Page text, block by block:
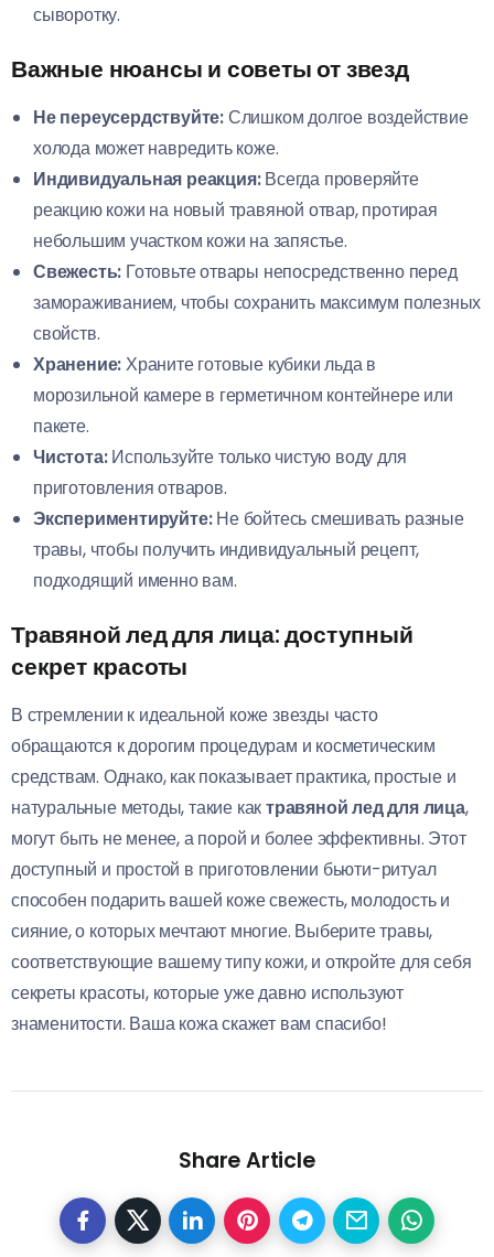
сыворотку.
Важные нюансы и советы от звезд
Не переусердствуйте:Слишком долгое воздействие
холода может навредить коже.
Индивидуальная реакция:Всегда проверяйте
реакцию кожи на новый травяной отвар, протирая
небольшим участком кожи на запястье.
Свежесть: Готовьте отвары непосредственно перед
замораживанием, чтобы сохранить максимум полезных
свойств.
Хранение:Храните готовые кубики льда в
морозильной камере в герметичном контейнере или
пакете.
Чистота:Используйте только чистую воду для
приготовления отваров.
Экспериментируйте:Не бойтесь смешивать разные
травы, чтобы получить индивидуальный рецепт,
подходящий именно вам.
Травяной лед для лица: доступный
секрет красоты
В стремлении к идеальной коже звезды часто
обращаются к дорогим процедурам и косметическим
средствам. Однако, как показывает практика, простые и
натуральные методы, такие кактравяной лед для лица,
могут быть не менее, а порой и более эффективны. Этот
доступный и простой в приготовлении бьюти-ритуал
способен подарить вашей коже свежесть, молодость и
сияние, о которых мечтают многие. Выберите травы,
соответствующие вашему типу кожи, и откройте для себя
секреты красоты, которые уже давно используют
знаменитости. Ваша кожа скажет вам спасибо!
Share Article